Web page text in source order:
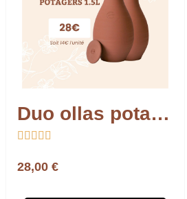
Duo ollas potagers 1.5L
    
28,00 €